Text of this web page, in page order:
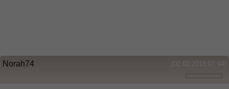
(02.03.2018 07:44)
Norah74